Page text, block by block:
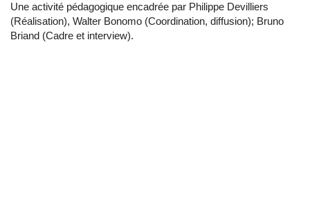
Une activité pédagogique encadrée par Philippe Devilliers
(Réalisation), Walter Bonomo (Coordination, diffusion); Bruno
Briand (Cadre et interview).